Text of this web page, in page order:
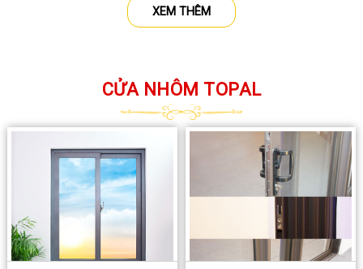
XEM THÊM
CỬA NHÔM TOPAL